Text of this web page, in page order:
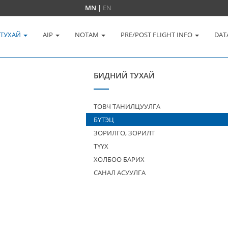
MN | EN
AIP NOTAM PRE/POST FLIGHT INFO
БИДНИЙ ТУХАЙ
ТОВЧ ТАНИЛЦУУЛГА
БҮТЭЦ
ЗОРИЛГО, ЗОРИЛТ
ТҮҮХ
ХОЛБОО БАРИХ
САНАЛ АСУУЛГА